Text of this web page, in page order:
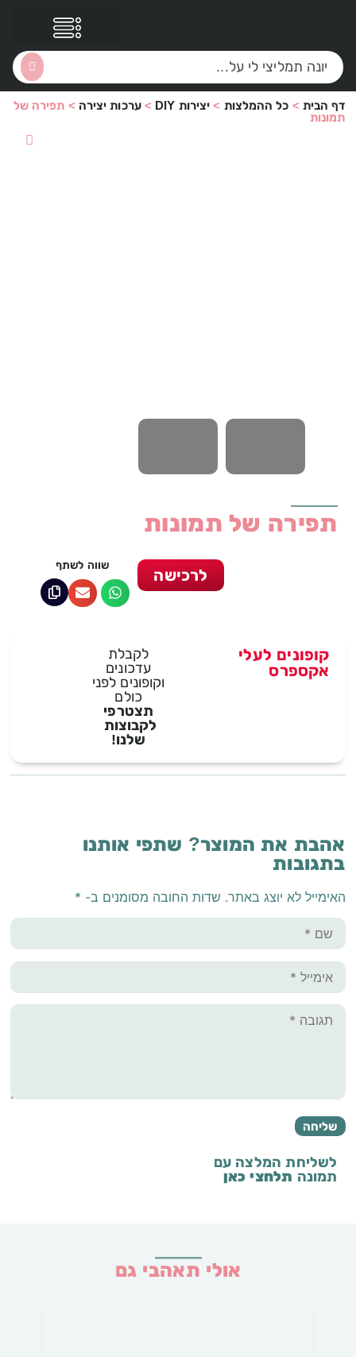
דף הבית > כל ההמלצות > יצירות DIY >ערכות יצירה > תפירה של
תמונות
תפירה של תמונות
שווה לשתף
לרכישה
לקבלת
עדכונים
וקופונים לפני
כולם
תצטרפי
לקבוצות
שלנו!
קופונים לעלי
אקספרס
אהבת את המוצר? שתפי אותנו
בתגובות
האימייל לא יוצג באתר. שדות החובה מסומנים ב- *
לשליחת המלצה עם
תמונה תלחצי כאן
אולי תאהבי גם